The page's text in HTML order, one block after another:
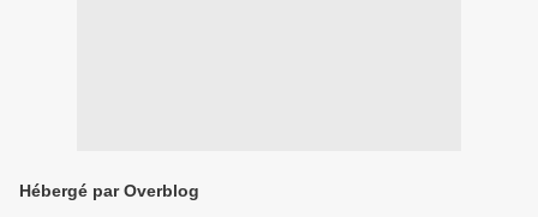
Hébergé par Overblog